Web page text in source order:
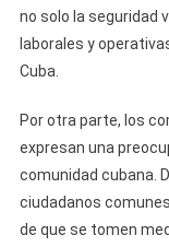
no solo la seguridad
laborales y
Cuba.
Por otra parte, los
expresan una
comunidad cubana.
ciudadanos
de que se tomen